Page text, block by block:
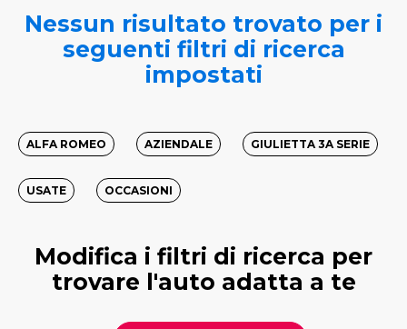
Nessun risultato trovato per i
seguenti filtri di ricerca
impostati
ALFA ROMEO AZIENDALE GIULIETTA 3A SERIE
USATE OCCASIONI
Modifica i filtri di ricerca per
trovare l'auto adatta a te